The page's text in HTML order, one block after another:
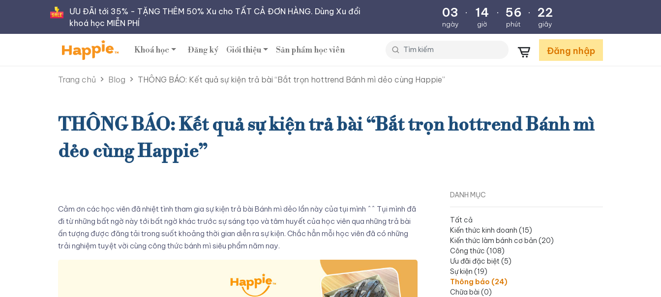
ƯU ĐÃI tới 35% - TẶNG THÊM 50% Xu cho TẤT CẢ ĐƠN HÀNG. Dùng Xu đổi
khoá học MIỄN PHÍ
03
ngày
. 14
giờ
. 56
phút
. 22
giây
Khoá học Đăng ký Giới thiệu Sản phẩm học viên Đăng nhập
Trang chủ Blog THÔNG BÁO: Kết quả sự kiện trả bài “Bắt trọn hottrend Bánh mì dẻo cùng Happie”
THÔNG BÁO: Kết quả sự kiện trả bài “Bắt trọn hottrend Bánh mì
dẻo cùng Happie”
Cảm ơn các học viên đã nhiệt tình tham gia sự kiện trả bài Bánh mì dẻo lần này của tụi mình ^^ Tụi mình đã
đi từ những bất ngờ này tới bất ngờ khác trước sự sáng tạo và tâm huyết của học viên qua những trả bài
ấn tượng được đăng tải trong suốt khoảng thời gian diễn ra sự kiện. Chắc hẳn mỗi học viên đã có những
trải nghiệm tuyệt vời cùng công thức bánh mì siêu phẩm năm nay.
DANH MỤC
Tất cả
Kiến thức kinh doanh (15)
Kiến thức làm bánh cơ bản (20)
Công thức (108)
Ưu đãi đặc biệt (5)
Sự kiện (19)
Thông báo (24)
Chữa bài (0)